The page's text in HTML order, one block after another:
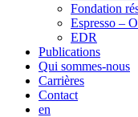
Fondation
Espresso –
EDR
Publications
Qui sommes-nous
Carrières
Contact
en